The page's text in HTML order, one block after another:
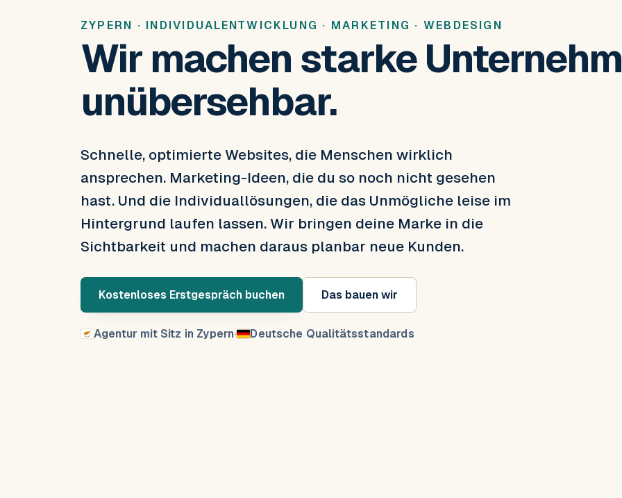
ZYPERN · INDIVIDUALENTWICKLUNG · MARKETING · WEBDESIGN
Wir machen starke
unübersehbar.
Schnelle, optimierte Websites, die Menschen wirklich
ansprechen. Marketing-Ideen, die du so noch nicht gesehen
hast. Und die Individuallösungen, die das Unmögliche leise im
Hintergrund laufen lassen. Wir bringen deine Marke in die
Sichtbarkeit und machen daraus planbar neue Kunden.
Kostenloses Erstgespräch buchen Das bauen wir
Agentur mit Sitz in Zypern· Deutsche Qualitätsstandards